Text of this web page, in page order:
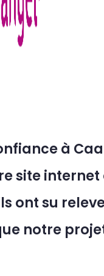
à
site
ont su
notre